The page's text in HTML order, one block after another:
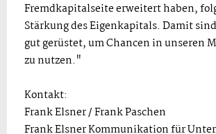
Fremdkapitalseite erweitert haben,
Stärkung des Eigenkapitals. Damit
gut gerüstet, um Chancen in unseren
zu nutzen."
Kontakt:
Frank Elsner / Frank Paschen
Frank Elsner Kommunikation für